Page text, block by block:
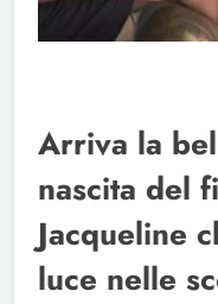
Arriva la
nascita del
Jacqueline
luce nelle